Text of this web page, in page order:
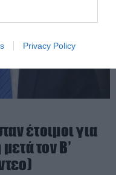
Privacy Policy
έτοιμοι για
τον Β’